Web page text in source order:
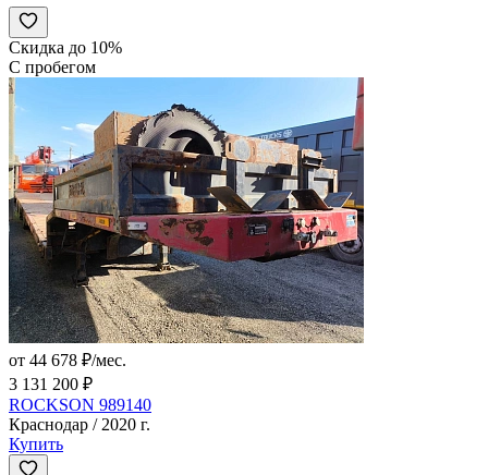
Скидка до 10%
С пробегом
от 44 678 ₽/мес.
3 131 200 ₽
ROCKSON 989140
Краснодар / 2020 г.
Купить